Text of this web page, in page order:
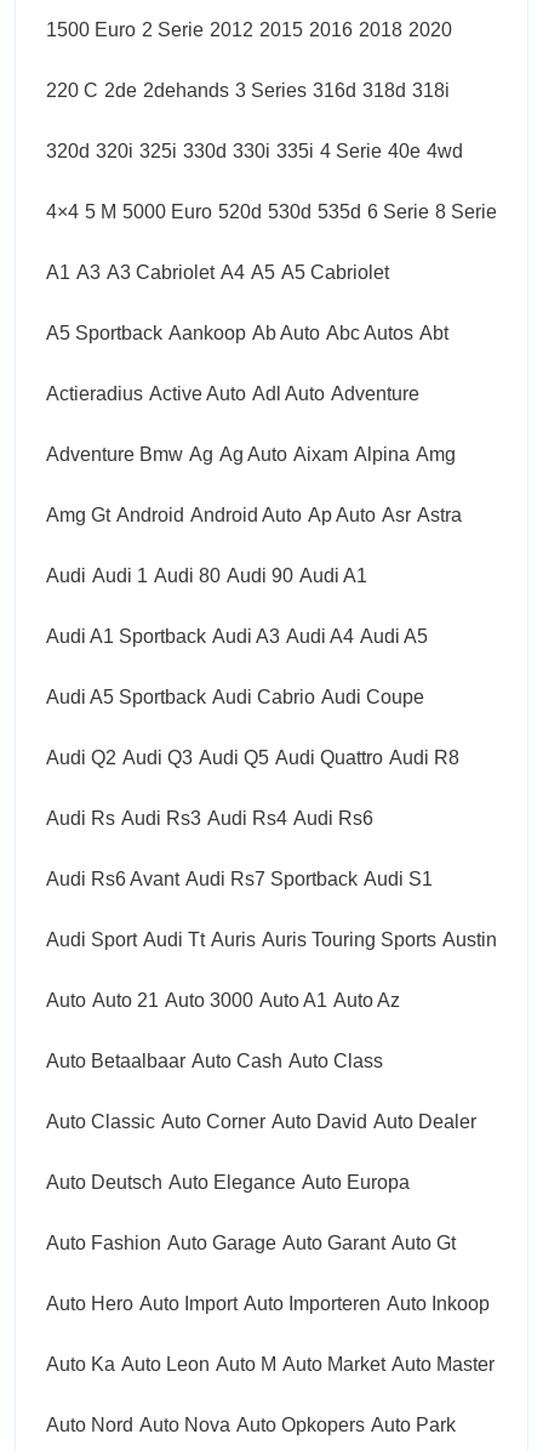
1500 Euro 2 Serie 2012 2015 2016 2018 2020
220 C 2de 2dehands 3 Series 316d 318d 318i
320d 320i 325i 330d 330i 335i 4 Serie 40e 4wd
4×4 5 M 5000 Euro 520d 530d 535d 6 Serie 8 Serie
A1 A3 A3 Cabriolet A4 A5 A5 Cabriolet
A5 Sportback Aankoop Ab Auto Abc Autos Abt
Actieradius Active Auto Adl Auto Adventure
Adventure Bmw Ag Ag Auto Aixam Alpina Amg
Amg Gt Android Android Auto Ap Auto Asr Astra
Audi Audi 1 Audi 80 Audi 90 Audi A1
Audi A1 Sportback Audi A3 Audi A4 Audi A5
Audi A5 Sportback Audi Cabrio Audi Coupe
Audi Q2 Audi Q3 Audi Q5 Audi Quattro Audi R8
Audi Rs Audi Rs3 Audi Rs4 Audi Rs6
Audi Rs6 Avant Audi Rs7 Sportback Audi S1
Audi Sport Audi Tt Auris Auris Touring Sports Austin
Auto Auto 21 Auto 3000 Auto A1 Auto Az
Auto Betaalbaar Auto Cash Auto Class
Auto Classic Auto Corner Auto David Auto Dealer
Auto Deutsch Auto Elegance Auto Europa
Auto Fashion Auto Garage Auto Garant Auto Gt
Auto Hero Auto Import Auto Importeren Auto Inkoop
Auto Ka Auto Leon Auto M Auto Market Auto Master
Auto Nord Auto Nova Auto Opkopers Auto Park